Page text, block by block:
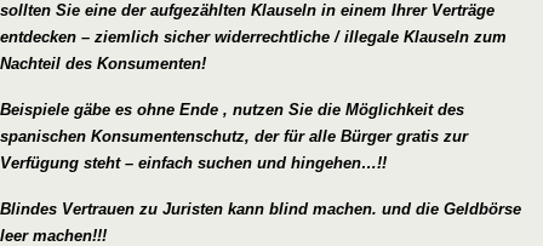
sollten Sie eine der aufgezählten Klauseln in einem Ihrer Verträge
entdecken – ziemlich sicher widerrechtliche / illegale Klauseln zum
Nachteil des Konsumenten!
Beispiele gäbe es ohne Ende , nutzen Sie die Möglichkeit des
spanischen Konsumentenschutz, der für alle Bürger gratis zur
Verfügung steht – einfach suchen und hingehen…!!
Blindes Vertrauen zu Juristen kann blind machen. und die Geldbörse
leer machen!!!